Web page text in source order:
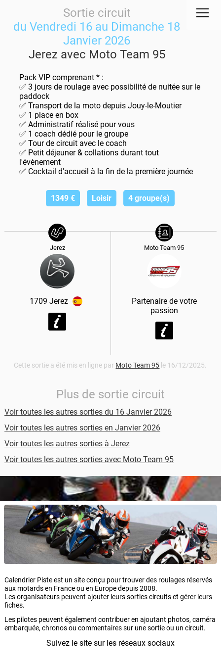
Sortie circuit
du Vendredi 16 au Dimanche 18
Janvier 2026
Jerez avec Moto Team 95
Pack VIP comprenant * :
✅ 3 jours de roulage avec possibilité de nuitée sur le
paddock
✅ Transport de la moto depuis Jouy-le-Moutier
✅ 1 place en box
✅ Administratif réalisé pour vous
✅ 1 coach dédié pour le groupe
✅ Tour de circuit avec le coach
✅ Petit déjeuner & collations durant tout
l'évènement
✅ Cocktail d'accueil à la fin de la première journée
1349 € Loisir 4 groupe(s)
Jerez
1709 Jerez
Moto Team 95
Partenaire de votre
passion
Cette sortie a été mis en ligne par Moto Team 95 le 16/12/2025.
Plus de sortie circuit
Voir toutes les autres sorties du 16 Janvier 2026
Voir toutes les autres sorties en Janvier 2026
Voir toutes les autres sorties à Jerez
Voir toutes les autres sorties avec Moto Team 95
Calendrier Piste est un site conçu pour trouver des roulages réservés
aux motards en France ou en Europe depuis 2008.
Les organisateurs peuvent ajouter leurs sorties circuits et gérer leurs
fiches.
Les pilotes peuvent également contribuer en ajoutant photos, caméra
embarquée, chronos ou commentaires sur une sortie ou un circuit.
Suivez le site sur les réseaux sociaux